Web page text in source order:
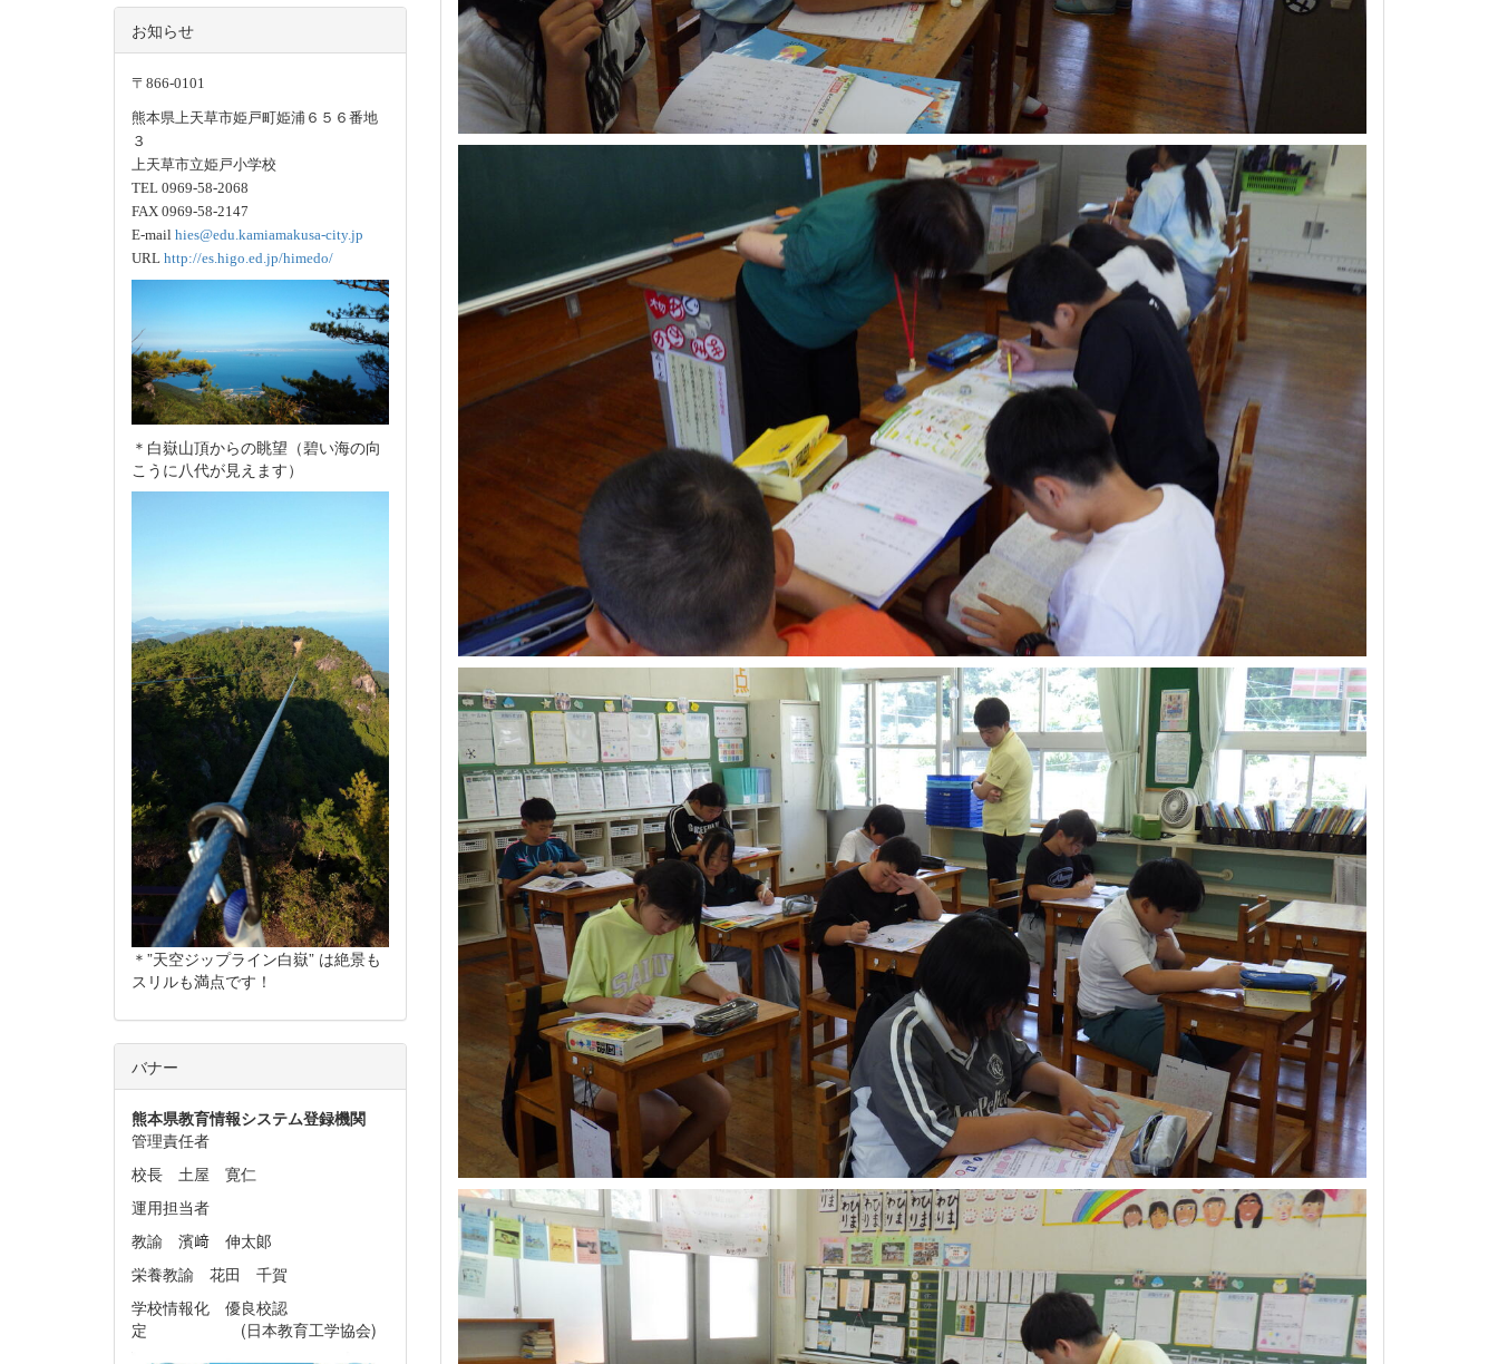
お知らせ
〒866-0101
熊本県上天草市姫戸町姫浦６５６番地
３
上天草市立姫戸小学校
TEL 0969-58-2068
FAX 0969-58-2147
E-mail hies@edu.kamiamakusa-city.jp
URL http://es.higo.ed.jp/himedo/
＊白嶽山頂からの眺望（碧い海の向
こうに八代が見えます）
＊”天空ジップライン白嶽” は絶景も
スリルも満点です！
バナー
熊本県教育情報システム登録機関
管理責任者
校長 土屋 寛仁
運用担当者
教諭 濱﨑 伸太郞
栄養教諭 花田 千賀
学校情報化 優良校認
定 (日本教育工学協会)